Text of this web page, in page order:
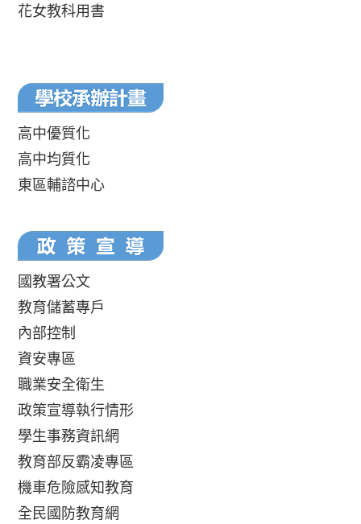
花女教科用書
高中優質化
高中均質化
東區輔諮中心
國教署公文
教育儲蓄專戶
內部控制
資安專區
職業安全衛生
政策宣導執行情形
學生事務資訊網
教育部反霸凌專區
機車危險感知教育
全民國防教育網